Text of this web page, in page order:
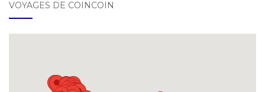
VOYAGES DE COINCOIN